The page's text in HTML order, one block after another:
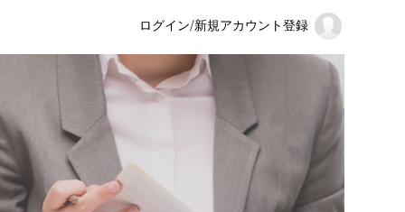
ログイン/新規アカウント登録